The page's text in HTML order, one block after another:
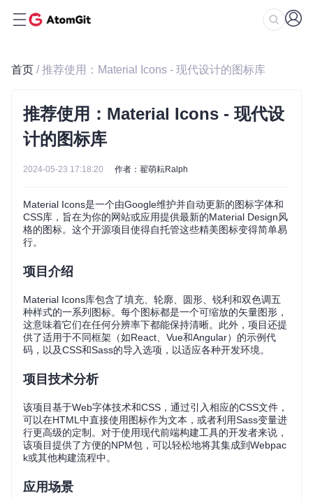
首页 / 推荐使用：Material Icons - 现代设计的图标库
推荐使用：Material Icons - 现代设
计的图标库
2024-05-23 17:18:20 作者：翟萌耘Ralph
Material Icons是一个由Google维护并自动更新的图标字体和
CSS库，旨在为你的网站或应用提供最新的Material Design风
格的图标。这个开源项目使得自托管这些精美图标变得简单易
行。
项目介绍
Material Icons库包含了填充、轮廓、圆形、锐利和双色调五
种样式的一系列图标。每个图标都是一个可缩放的矢量图形，
这意味着它们在任何分辨率下都能保持清晰。此外，项目还提
供了适用于不同框架（如React、Vue和Angular）的示例代
码，以及CSS和Sass的导入选项，以适应各种开发环境。
项目技术分析
该项目基于Web字体技术和CSS，通过引入相应的CSS文件，
可以在HTML中直接使用图标作为文本，或者利用Sass变量进
行更高级的定制。对于使用现代前端构建工具的开发者来说，
该项目提供了方便的NPM包，可以轻松地将其集成到Webpac
k或其他构建流程中。
应用场景